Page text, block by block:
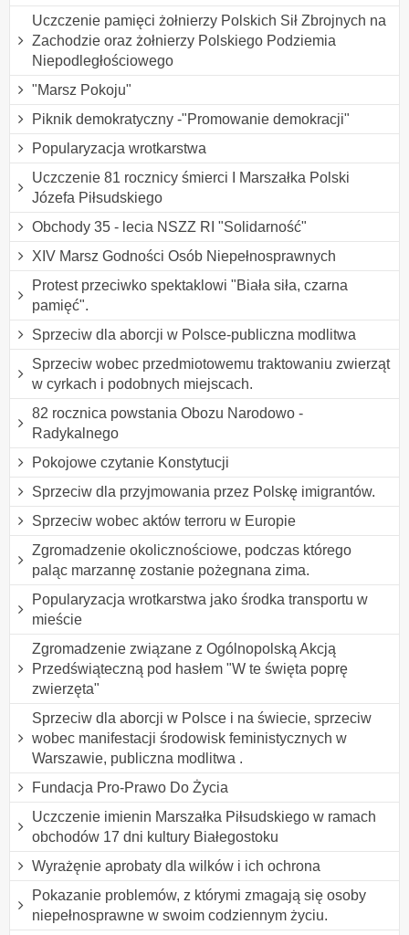
Uczczenie pamięci żołnierzy Polskich Sił Zbrojnych na
Zachodzie oraz żołnierzy Polskiego Podziemia
Niepodległościowego
"Marsz Pokoju"
Piknik demokratyczny -"Promowanie demokracji"
Popularyzacja wrotkarstwa
Uczczenie 81 rocznicy śmierci I Marszałka Polski
Józefa Piłsudskiego
Obchody 35 - lecia NSZZ RI "Solidarność"
XIV Marsz Godności Osób Niepełnosprawnych
Protest przeciwko spektaklowi "Biała siła, czarna
pamięć".
Sprzeciw dla aborcji w Polsce-publiczna modlitwa
Sprzeciw wobec przedmiotowemu traktowaniu zwierząt
w cyrkach i podobnych miejscach.
82 rocznica powstania Obozu Narodowo -
Radykalnego
Pokojowe czytanie Konstytucji
Sprzeciw dla przyjmowania przez Polskę imigrantów.
Sprzeciw wobec aktów terroru w Europie
Zgromadzenie okolicznościowe, podczas którego
paląc marzannę zostanie pożegnana zima.
Popularyzacja wrotkarstwa jako środka transportu w
mieście
Zgromadzenie związane z Ogólnopolską Akcją
Przedświąteczną pod hasłem "W te święta poprę
zwierzęta"
Sprzeciw dla aborcji w Polsce i na świecie, sprzeciw
wobec manifestacji środowisk feministycznych w
Warszawie, publiczna modlitwa .
Fundacja Pro-Prawo Do Życia
Uczczenie imienin Marszałka Piłsudskiego w ramach
obchodów 17 dni kultury Białegostoku
Wyrażęnie aprobaty dla wilków i ich ochrona
Pokazanie problemów, z którymi zmagają się osoby
niepełnosprawne w swoim codziennym życiu.